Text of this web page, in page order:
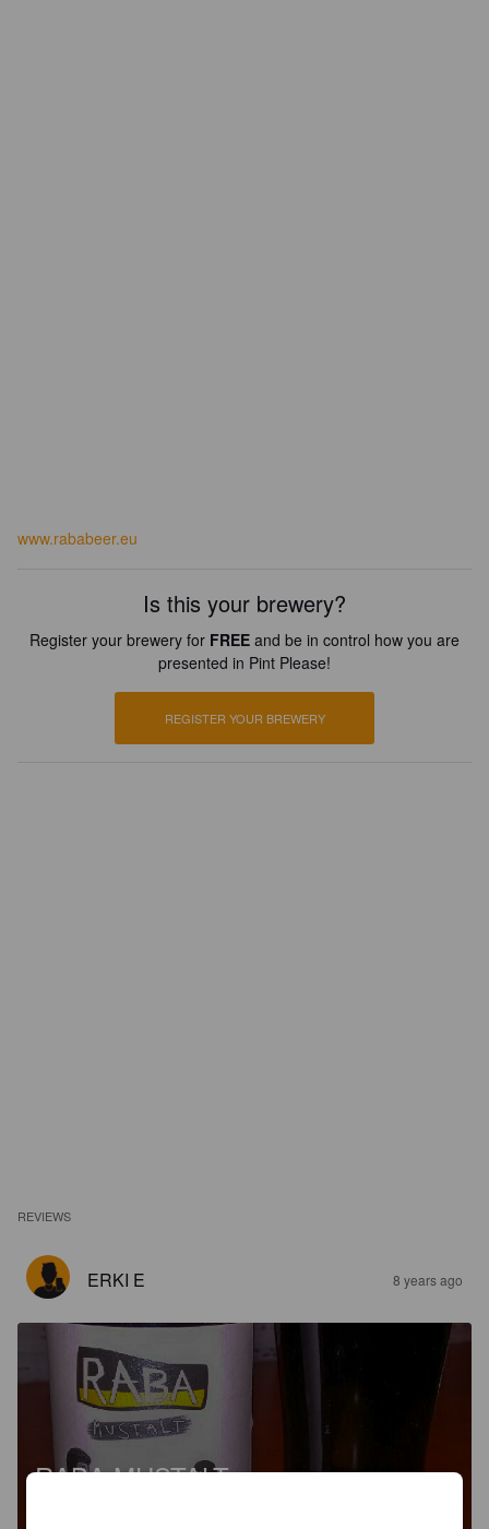
www.rababeer.eu
Is this your brewery?
Register your brewery for FREE and be in control how you are
presented in Pint Please!
REGISTER YOUR BREWERY
REVIEWS
ERKI E 8 years ago
RABA MUSTALT